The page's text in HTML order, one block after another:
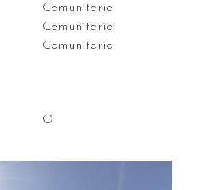
Comunitario
Comunitario
Comunitario
O